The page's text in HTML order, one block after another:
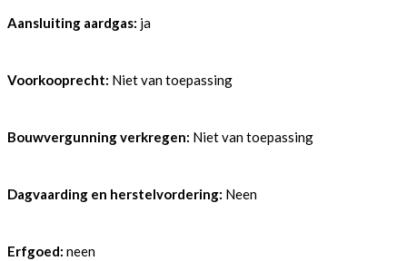
Aansluiting aardgas: ja
Voorkooprecht: Niet van toepassing
Bouwvergunning verkregen: Niet van toepassing
Dagvaarding en herstelvordering: Neen
Erfgoed: neen